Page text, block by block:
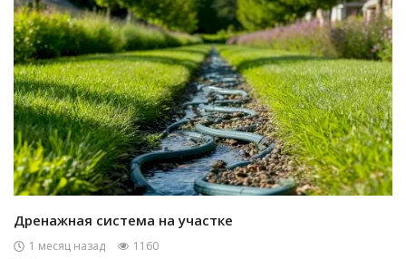
Дренажная система на участке
1 месяц назад
1160